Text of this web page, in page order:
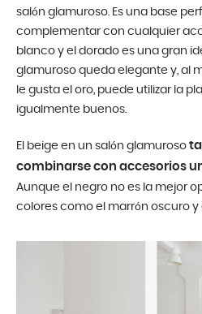
salón glamuroso. Es una base
complementar con cualquier
blanco y el dorado es una gran
glamuroso queda elegante y, al
le gusta el oro, puede utilizar la
igualmente buenos.
El beige en un salón glamuroso
combinarse con accesorios
Aunque el negro no es la mejor
colores como el marrón oscuro